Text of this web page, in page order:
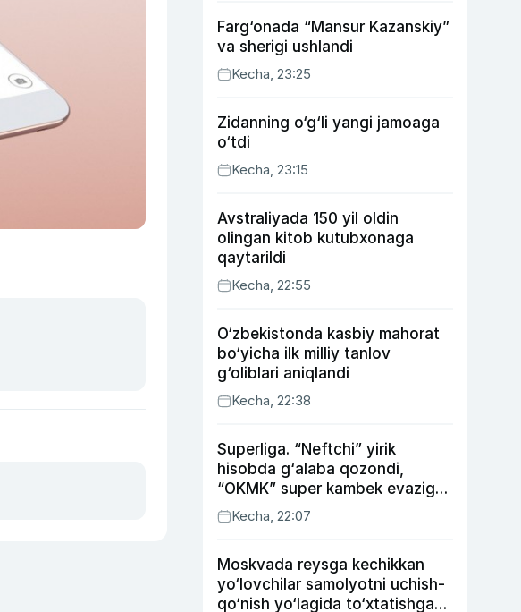
Farg‘onada “Mansur Kazanskiy”
va sherigi ushlandi
Kecha, 23:25
Zidanning o‘g‘li yangi jamoaga
o‘tdi
Kecha, 23:15
Avstraliyada 150 yil oldin
olingan kitob kutubxonaga
qaytarildi
Kecha, 22:55
O‘zbekistonda kasbiy mahorat
bo‘yicha ilk milliy tanlov
g‘oliblari aniqlandi
Kecha, 22:38
Superliga. “Neftchi” yirik
hisobda g‘alaba qozondi,
“OKMK” super kambek evaziga
“Bunyodkor”dan ustun keldi,
“Nasaf” durang qayd etdi
Kecha, 22:07
Moskvada reysga kechikkan
yo‘lovchilar samolyotni uchish-
qo‘nish yo‘lagida to‘xtatishga